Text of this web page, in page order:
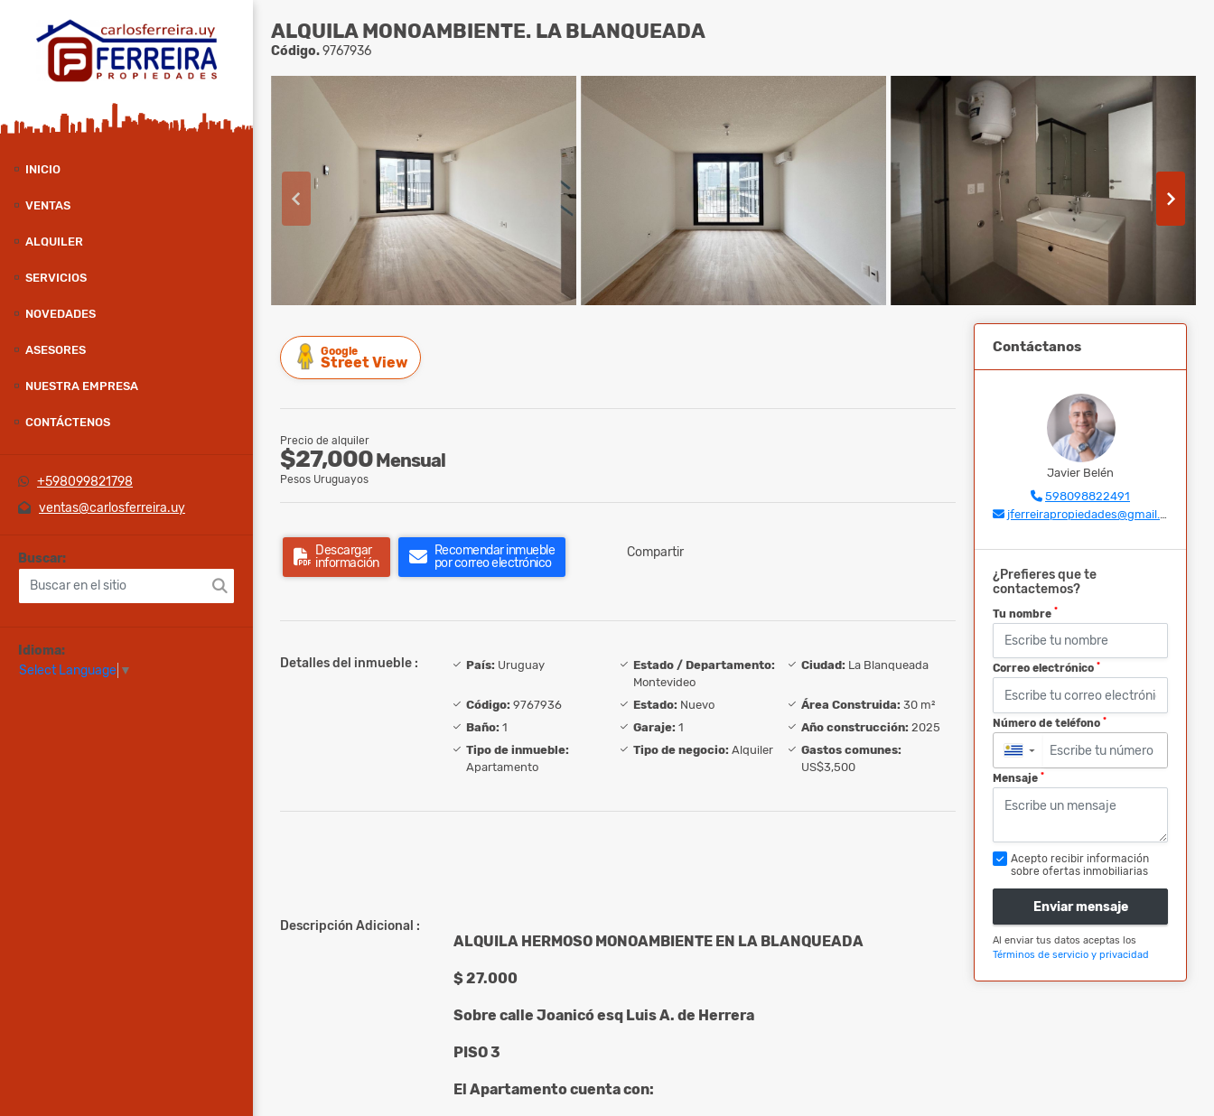
INICIO
VENTAS
ALQUILER
SERVICIOS
NOVEDADES
ASESORES
NUESTRA EMPRESA
CONTÁCTENOS
+598099821798
ventas@carlosferreira.uy
Buscar:
Idioma:
Select Language ▼
ALQUILA MONOAMBIENTE. LA BLANQUEADA
Código.9767936
Google
Street View
Precio de alquiler
$27,000Mensual
Pesos Uruguayos
Descargar
información
Recomendar inmueble
por correo electrónico
Compartir
Detalles del inmueble : País: Uruguay
Estado / Departamento:
Montevideo
Ciudad: La Blanqueada
Código: 9767936 Estado: Nuevo Área Construida: 30 m²
Baño: 1 Garaje: 1 Año construcción: 2025
Tipo de inmueble:
Apartamento
Tipo de negocio: Alquiler
Gastos comunes:
US$3,500
Descripción Adicional :
ALQUILA HERMOSO MONOAMBIENTE EN LA BLANQUEADA
$ 27.000
Sobre calle Joanicó esq Luis A. de Herrera
PISO 3
El Apartamento cuenta con:
Contáctanos
Javier Belén
598098822491
jferreirapropiedades@gmail.com
¿Prefieres que te
contactemos?
Tu nombre *
Correo electrónico *
Número de teléfono *
▼
Mensaje *
Acepto recibir información
sobre ofertas inmobiliarias
Enviar mensaje
Al enviar tus datos aceptas los
Términos de servicio y privacidad